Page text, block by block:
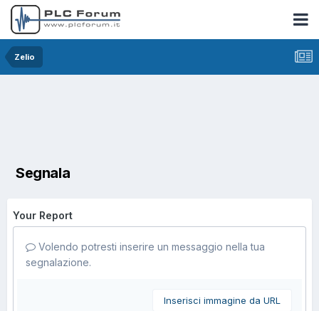
Zelio
Segnala
Your Report
Volendo potresti inserire un messaggio nella tua
segnalazione.
Inserisci immagine da URL